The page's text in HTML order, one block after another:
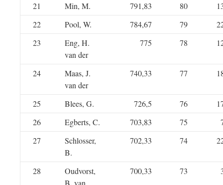
21 Min, M. 791,83 80
22
Pool, W. 784,67 79
23
Eng, H.
van der
775 78
24
Maas, J.
van der
740,33 77
25 Blees, G. 726,5 76
26
Egberts, C. 703,83 75
27
Schlosser,
B.
702,33 74
28
Oudvorst,
B. van
700,33 73